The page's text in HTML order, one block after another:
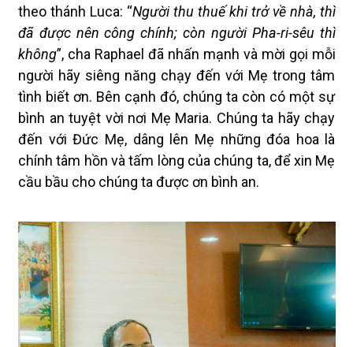
theo thánh Luca: “Người thu thuế khi trở về nhà, thì
đã được nên công chính; còn người Pha-ri-sêu thì
không”, cha Raphael đã nhấn mạnh và mời gọi mỗi
người hãy siêng năng chạy đến với Mẹ trong tâm
tình biết ơn. Bên cạnh đó, chúng ta còn có một sự
bình an tuyệt vời nơi Mẹ Maria. Chúng ta hãy chạy
đến với Đức Mẹ, dâng lên Mẹ những đóa hoa là
chính tâm hồn và tấm lòng của chúng ta, để xin Mẹ
cầu bầu cho chúng ta được ơn bình an.